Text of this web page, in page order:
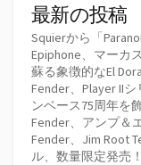
最新の投稿
Squierから「
Epiphone、マーカ
蘇る象徴的なEl
Fender、Player II
ンベース75周年を
Fender、アンプ＆
Fender、Jim Root
ル、数量限定発売！